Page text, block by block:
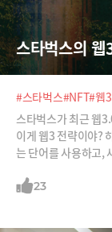
스타벅스의
#스타벅스#NFT#웹
스타벅스가 최근 웹
이게 웹3 전략이야?
는 단어를 사용하고,
략의 진수입니다. 스
23